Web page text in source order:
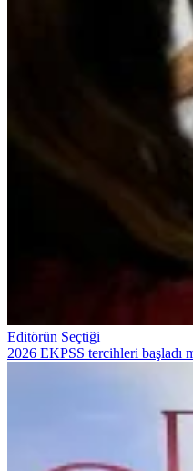
Editörün Seçtiği
2026 EKPSS tercihleri başladı